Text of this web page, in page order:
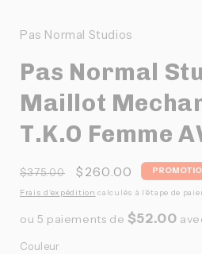
fenêtre
Pas Normal Studios
Pas Normal
Maillot
T.K.O Femme
Prix
habituel
$375.00
Prix
promotionnel
$260.00
Frais d'expédition calculés à l'étape de
ou 5 paiements de $52.00
Couleur